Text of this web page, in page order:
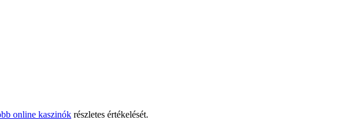
online kaszinók részletes értékelését.